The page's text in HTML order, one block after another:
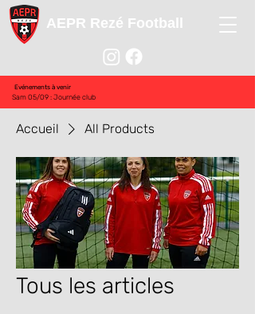
AEPR Rezé Football
Evénements à venir
Sam 05/09 : Journée club
Accueil All Products
Tous les articles